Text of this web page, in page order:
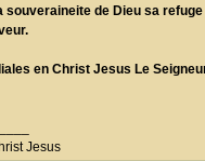
souveraineite de Dieu sa
en Christ Jesus Le
Jesus